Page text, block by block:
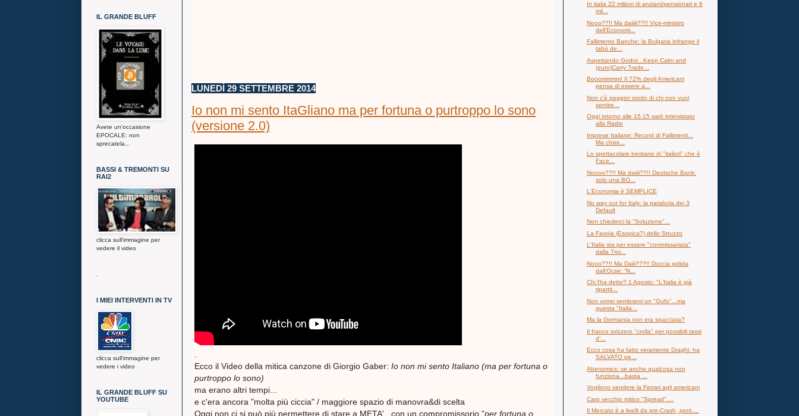
LUNEDÌ 29 SETTEMBRE 2014
Io non mi sento ItaGliano ma per fortuna o purtroppo lo sono
(versione 2.0)
Ecco il Video della mitica canzone di Giorgio Gaber: Io non mi sento Italiano (ma per fortuna o
purtroppo lo sono)
ma erano altri tempi...
e c'era ancora "molta più ciccia" / maggiore spazio di manovra&di scelta
Oggi non ci si può più permettere di stare a META'...con un compromissorio "per fortuna o
IL GRANDE BLUFF
Avete un'occasione
EPOCALE: non
sprecatela...
BASSI & TREMONTI SU
RAI2
clicca sull'immagine per
vedere il video
I MIEI INTERVENTI IN TV
clicca sull'immagine per
vedere i video
IL GRANDE BLUFF SU
YOUTUBE
In italia 22 milioni di anziani/pensionati e 6
mil...
Nooo??!! Ma daiiiii??!! Vice-ministro
dell'Economi...
Fallimento Banche: la Bulgaria infrange il
tabù de...
Aspettando Godot...Keep Calm and
(euro)Carry Trade...
Booommmm! Il 72% degli Americani
pensa di essere a...
Non c'è peggior sordo di chi non vuol
sentire...
Oggi intorno alle 15.15 sarò intervistato
alla Radio
Imprese Italiane: Record di Fallimenti...
Ma chiss...
Lo spettacolare bestiario di "italioti" che è
Face...
Noooo??!! Ma daiiii??!! Deutsche Bank:
solo una BO...
L'Economia è SEMPLICE
No way out for Italy: la parabola dei 3
Default
Non chiederci la "Soluzione"...
La Favola (Esopica?) dello Struzzo
L'Italia sta per essere "commissariata"
dalla Troi...
Nooo??!! Ma Daiii???!! Doccia gelida
dall’Ocse: “N...
Chi l'ha detto? 1 Agosto: "L'Italia è già
ripartit...
Non vorrei sembrarvi un "Gufo"...ma
questa "Italia...
Ma la Germania non era spacciata?
Il franco svizzero "crolla" per possibili tassi
d’...
Ecco cosa ha fatto veramente Draghi: ha
SALVATO pe...
Abenomics: se anche qualcosa non
funziona...basta ...
Vogliono vendere la Ferrari agli americani
Caro vecchio mitico "Spread"....
Il Mercato è a livelli da pre-Crash, però....